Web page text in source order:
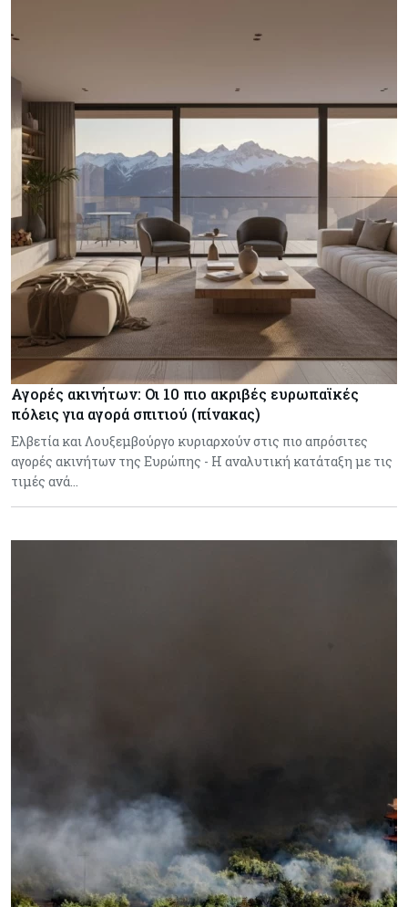
Αγορές ακινήτων: Οι 10 πιο ακριβές ευρωπαϊκές
πόλεις για αγορά σπιτιού (πίνακας)
Ελβετία και Λουξεμβούργο κυριαρχούν στις πιο απρόσιτες
αγορές ακινήτων της Ευρώπης - Η αναλυτική κατάταξη με τις
τιμές ανά…